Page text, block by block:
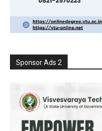
Sponsor Ads 2